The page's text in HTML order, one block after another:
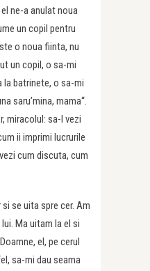
ne-a anulat noua
un copil pentru
o noua fiinta, nu
un copil, o sa-mi
la batrinete, o sa-mi
saru’mina, mama“.
miracolul: sa-l vezi
ii imprimi lucrurile
cum discuta, cum
se uita spre cer. Am
Ma uitam la el si
el, pe cerul
sa-mi dau seama